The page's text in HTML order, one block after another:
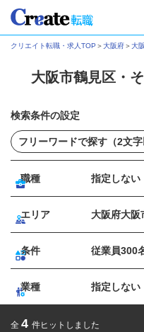
クリエイト転職・求人TOP ＞大阪府＞大
大阪市鶴見区・
検索条件の設定
職種 指定しない
エリア 大阪府大阪
条件 従業員300
業種 指定しない
全 4 件ヒットしました